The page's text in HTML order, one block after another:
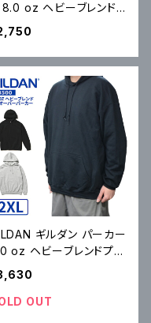
8.0 oz ヘビーブレンドス
ットシャツ Heavy Blen
8.0 oz Crewneck Swe
トレーナー フリース
ギルダン パーカー
oz ヘビーブレンドプル
バーパーカー Heavy
8.0 oz Hooded S
フリース 2XL ブ
OUT